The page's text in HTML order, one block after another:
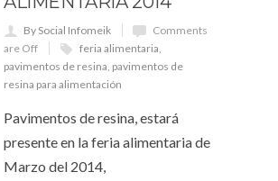
By Social Infomeik
Comments
are Off
feria alimentaria
pavimentos de resina pavimentos de
resina para alimentación
Pavimentos de resina, estará
presente en la feria alimentaria de
Marzo del 2014,